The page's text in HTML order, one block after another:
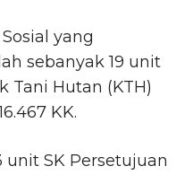
yang
sebanyak 19 unit
Tani Hutan (KTH)
KK.
unit SK Persetujuan